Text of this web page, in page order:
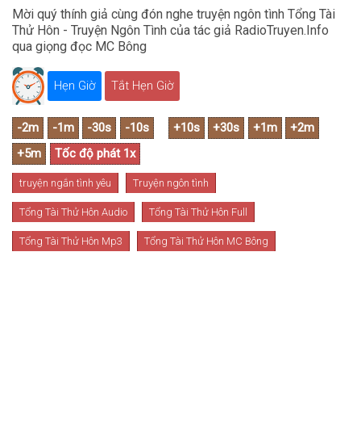
Mời quý thính giả cùng đón nghe truyện ngôn tình Tổng Tài
Thử Hôn - Truyện Ngôn Tình của tác giả RadioTruyen.Info
qua giọng đọc MC Bông
Hẹn Giờ Tắt Hẹn Giờ
truyện ngắn tình yêu Truyện ngôn tình
Tổng Tài Thử Hôn Audio Tổng Tài Thử Hôn Full
Tổng Tài Thử Hôn Mp3 Tổng Tài Thử Hôn MC Bông